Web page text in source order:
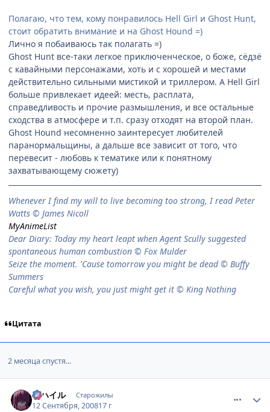
Полагаю, что тем, кому понравилось Hell Girl и Ghost Hunt,
стоит обратить внимание и на Ghost Hound =)
Лично я побаиваюсь так полагать =)
Ghost Hunt все-таки легкое приключенческое, о боже, сёдзё
с кавайными персонажами, хоть и с хорошей и местами
действительно сильными мистикой и триллером. А Hell Girl
больше привлекает идеей: месть, расплата,
справедливость и прочие размышления, и все остальные
сходства в атмосфере и т.п. сразу отходят на второй план.
Ghost Hound несомненно заинтересует любителей
паранормальщины, а дальше все зависит от того, что
перевесит - любовь к тематике или к понятному
захватывающему сюжету)
When­ever I find my will to live be­com­ing too strong, I read Peter
Watts © James Nicoll
MyAnimeList
Dear Diary: Today my heart leapt when Agent Scully suggested
spontaneous human combustion © Fox Mulder
Seize the moment. 'Cause tomorrow you might be dead © Buffy
Summers
Careful what you wish, you just might get it © King Nothing
Цитата
2 месяца спустя...
ミハイル Старожилы
12 Сентября, 200817 г